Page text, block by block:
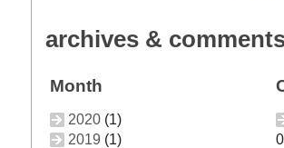
archives &
Month
2020 (1)
2019 (1)